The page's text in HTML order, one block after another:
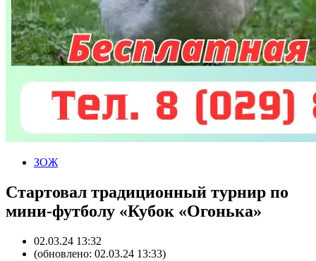
ЗОЖ
Стартовал традиционный турнир по
мини-футболу «Кубок «Огонька»
02.03.24 13:32
(обновлено: 02.03.24 13:33)